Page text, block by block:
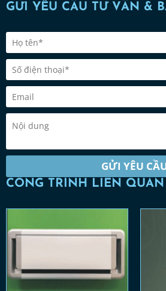
GỬI YÊU CẦU TƯ VẤN &
GỬI YÊU
CÔNG TRÌNH LIÊN QUAN